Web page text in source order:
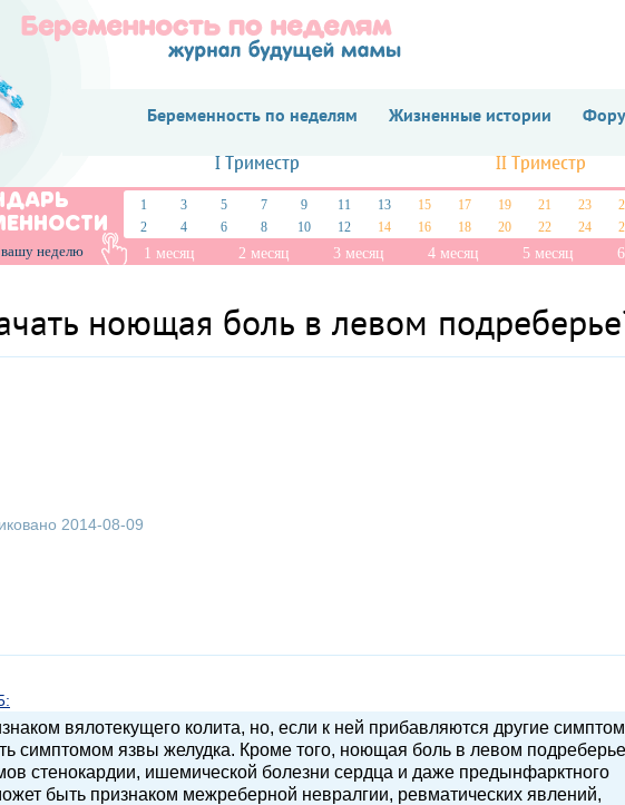
Беременность по неделям Жизненные истории
I Триместр II Триместр
неделю
1 3 5 7 9 11 13 15 17 19 21 23
2
4 6 8 10 12 14 16 18 20 22 24
1 месяц 2 месяц 3 месяц 4 месяц 5 месяц
ноющая боль в левом
2014-08-09
вялотекущего колита, но, если к ней прибавляются другие
симптомом язвы желудка. Кроме того, ноющая боль в левом подреберье
стенокардии, ишемической болезни сердца и даже предынфарктного
быть признаком межреберной невралгии, ревматических явлений,